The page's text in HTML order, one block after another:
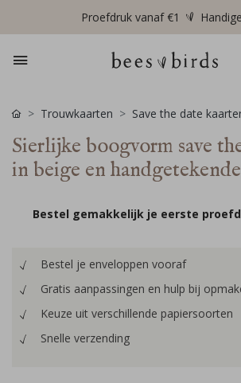
Proefdruk vanaf €1
Trouwkaarten Save the date
Sierlijke boogvorm save
in beige en
Bestel gemakkelijk je eerste
Bestel je enveloppen vooraf
Gratis aanpassingen en hulp bij
Keuze uit verschillende papiersoorten
Snelle verzending